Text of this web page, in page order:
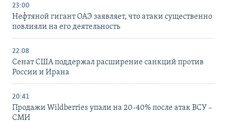
23:00
Нефтяной гигант ОАЭ заявляет, что атаки существенно
повлияли на его деятельность
22:08
Сенат США поддержал расширение санкций против
России и Ирана
20:41
Продажи Wildberries упали на 20-40% после атак ВСУ –
СМИ